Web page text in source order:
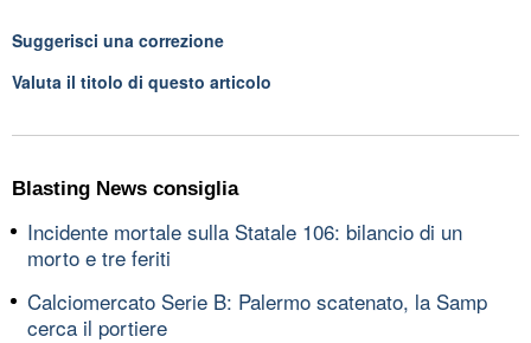
Suggerisci una correzione
Valuta il titolo di questo articolo
Blasting News consiglia
Incidente mortale sulla Statale 106: bilancio di un
morto e tre feriti
Calciomercato Serie B: Palermo scatenato, la Samp
cerca il portiere